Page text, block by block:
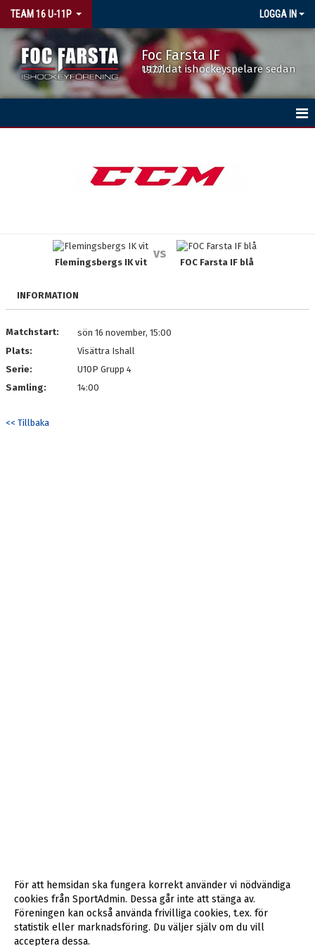
TEAM 16 U-11P LOGGA IN
Foc Farsta IF
Utbildat ishockeyspelare sedan 1977
BILDGALLERI
KONTAKT
Flemingsbergs IK vit
vs
FOC Farsta IF blå
INFORMATION
Matchstart:
sön 16 november, 15:00
Plats:
Visättra Ishall
Serie:
U10P Grupp 4
Samling:
14:00
<< Tillbaka
För att hemsidan ska fungera korrekt använder vi nödvändiga
cookies från SportAdmin. Dessa går inte att stänga av.
Föreningen kan också använda frivilliga cookies, t.ex. för
statistik eller marknadsföring. Du väljer själv om du vill
acceptera dessa.